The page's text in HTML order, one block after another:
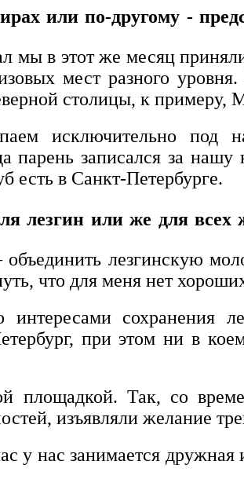
или по-другому -
мы в этот же месяц
мест разного
столицы, к примеру,
исключительно
парень записался за
есть в Санкт-Петербурге.
лезгин или же для всех
лезгинскую
что для меня нет
интересами сохранения
при этом ни в
площадкой. Так, со
изъявляли желание
у нас занимается